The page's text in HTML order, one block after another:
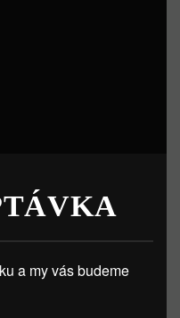
a my vás budeme